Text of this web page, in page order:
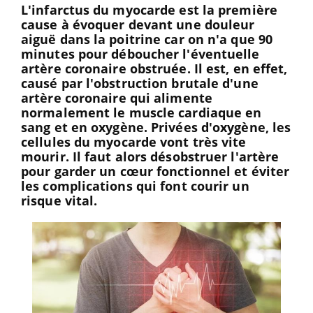
L'infarctus du myocarde est la première
cause à évoquer devant une douleur
aiguë dans la poitrine car on n'a que 90
minutes pour déboucher l'éventuelle
artère coronaire obstruée. Il est, en effet,
causé par l'obstruction brutale d'une
artère coronaire qui alimente
normalement le muscle cardiaque en
sang et en oxygène. Privées d'oxygène, les
cellules du myocarde vont très vite
mourir. Il faut alors désobstruer l'artère
pour garder un cœur fonctionnel et éviter
les complications qui font courir un
risque vital.